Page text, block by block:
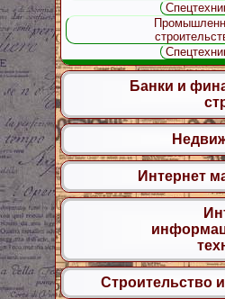
Банки и
Интернет
Строительство